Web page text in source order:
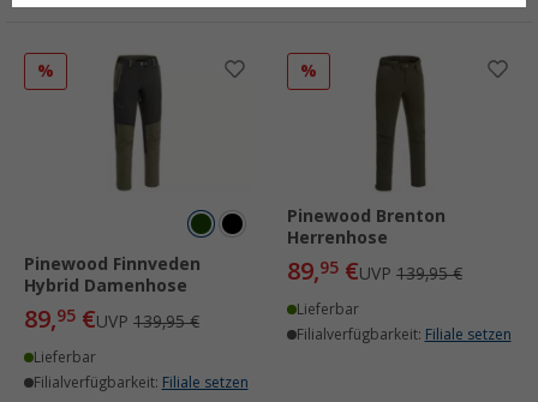
%
Pinewood Finnveden
Hybrid Damenhose
89,95 €UVP 139,95 €
Lieferbar
Filialverfügbarkeit: Filiale setzen
%
Pinewood Brenton
Herrenhose
89,95 €UVP 139,95 €
Lieferbar
Filialverfügbarkeit: Filiale setzen